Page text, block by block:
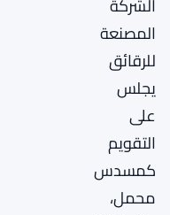
المصنعة
للرقائق
يجلس
على
التقويم
كمسدس
محمل،